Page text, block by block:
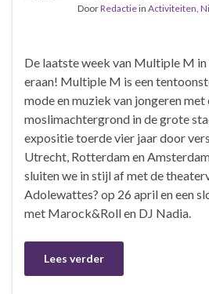
DoorRedactiein Activiteiten,
De laatste week van Multiple M
eraan! Multiple M is een
mode en muziek van jongeren met
moslimachtergrond in de grote
expositie toerde vier jaar door
Utrecht, Rotterdam en
sluiten we in stijl af met de
Adolewattes? op 26 april en een
met Marock&Roll en DJ Nadia.
Lees verder